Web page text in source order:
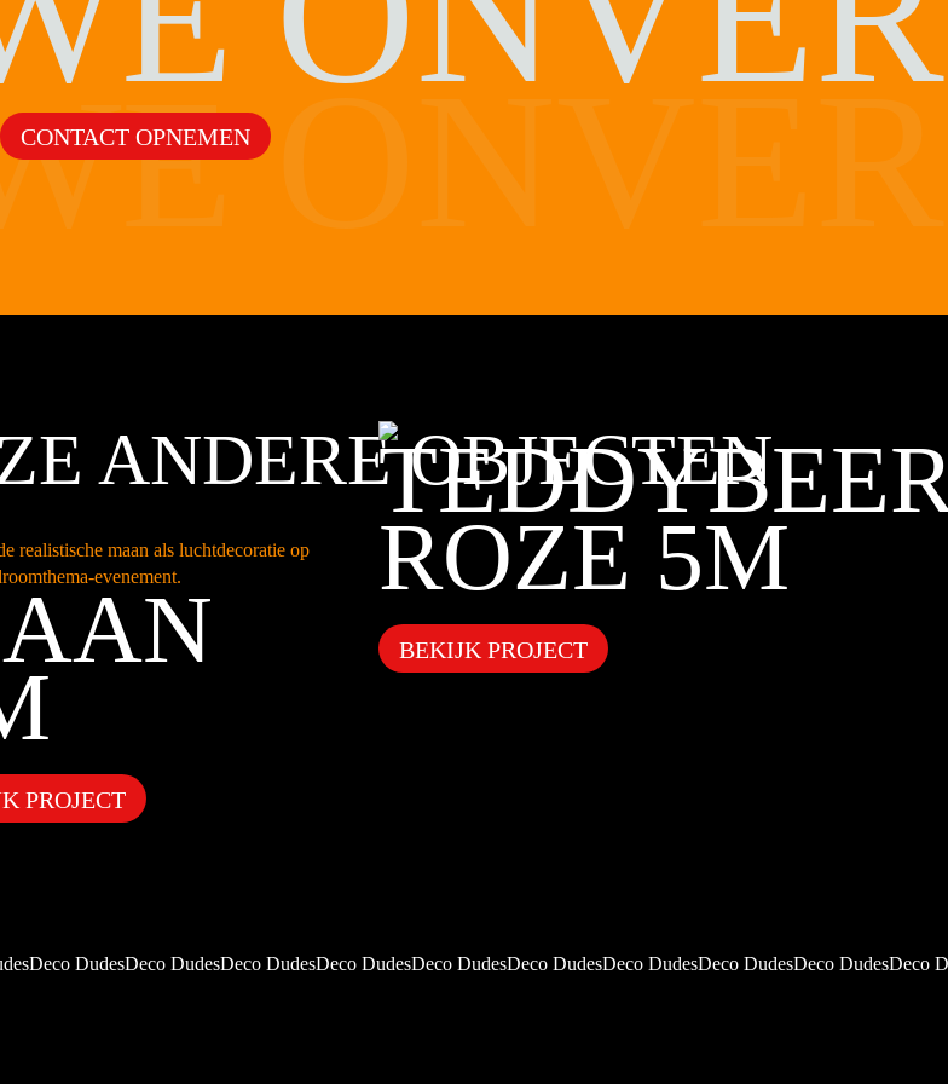
CONTACT OPNEMEN
ANDERE OBJECTEN
PROJECT
ROZE 5M
BEKIJK PROJECT
DudesDeco DudesDeco DudesDeco DudesDeco DudesDeco DudesDeco DudesDeco DudesDeco